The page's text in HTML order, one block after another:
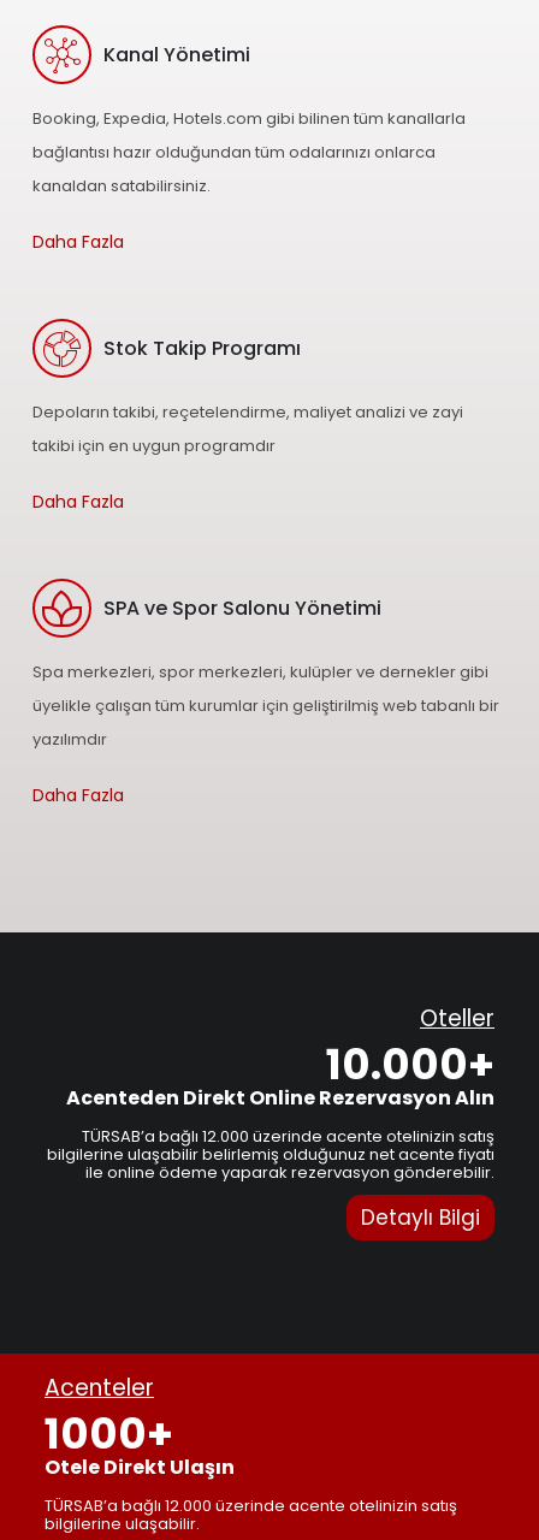
Kanal Yönetimi
Booking, Expedia, Hotels.com gibi bilinen tüm kanallarla
bağlantısı hazır olduğundan tüm odalarınızı onlarca
kanaldan satabilirsiniz.
Daha Fazla
Stok Takip Programı
Depoların takibi, reçetelendirme, maliyet analizi ve zayi
takibi için en uygun programdır
Daha Fazla
SPA ve Spor Salonu Yönetimi
Spa merkezleri, spor merkezleri, kulüpler ve dernekler gibi
üyelikle çalışan tüm kurumlar için geliştirilmiş web tabanlı bir
yazılımdır
Daha Fazla
Oteller
10.000+
Acenteden Direkt Online Rezervasyon Alın
TÜRSAB’a bağlı 12.000 üzerinde acente otelinizin satış
bilgilerine ulaşabilir belirlemiş olduğunuz net acente fiyatı
ile online ödeme yaparak rezervasyon gönderebilir.
Detaylı Bilgi
Acenteler
1000+
Otele Direkt Ulaşın
TÜRSAB’a bağlı 12.000 üzerinde acente otelinizin satış
bilgilerine ulaşabilir.